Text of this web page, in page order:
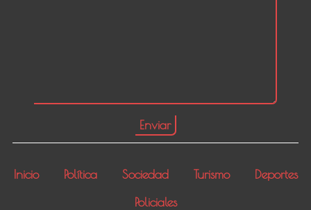
Inicio Política Sociedad Turismo
Deportes
Policiales